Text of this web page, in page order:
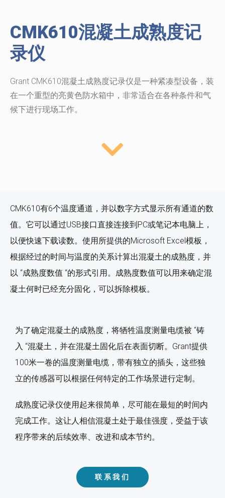
CMK610混凝土成熟度记
录仪
Grant CMK610混凝土成熟度记录仪是一种紧凑型设备，装
在一个重型的亮黄色防水箱中，非常适合在各种条件和气
候下进行现场工作。
CMK610有6个温度通道，并以数字方式显示所有通道的数
值。它可以通过USB接口直接连接到PC或笔记本电脑上，
以便快速下载读数。使用所提供的Microsoft Excel模板，
根据经过的时间与温度的关系计算出混凝土的成熟度，并
以 “成熟度数值 “的形式引用。成熟度数值可以用来确定混
凝土何时已经充分固化，可以拆除模板。
为了确定混凝土的成熟度，将牺牲温度测量电缆被 “铸
入 “混凝土，并在混凝土固化后在表面切断。Grant提供
100米一卷的温度测量电缆，带有独立的插头，这些独
立的传感器可以根据任何特定的工作场景进行定制。
成熟度记录仪使用起来很简单，尽可能在最短的时间内
完成工作。这让人相信混凝土处于最佳强度，受益于该
程序带来的后续效率、改进和成本节约。
联系我们